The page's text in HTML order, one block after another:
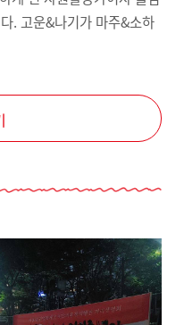
. 고운&나기가 마주&소하